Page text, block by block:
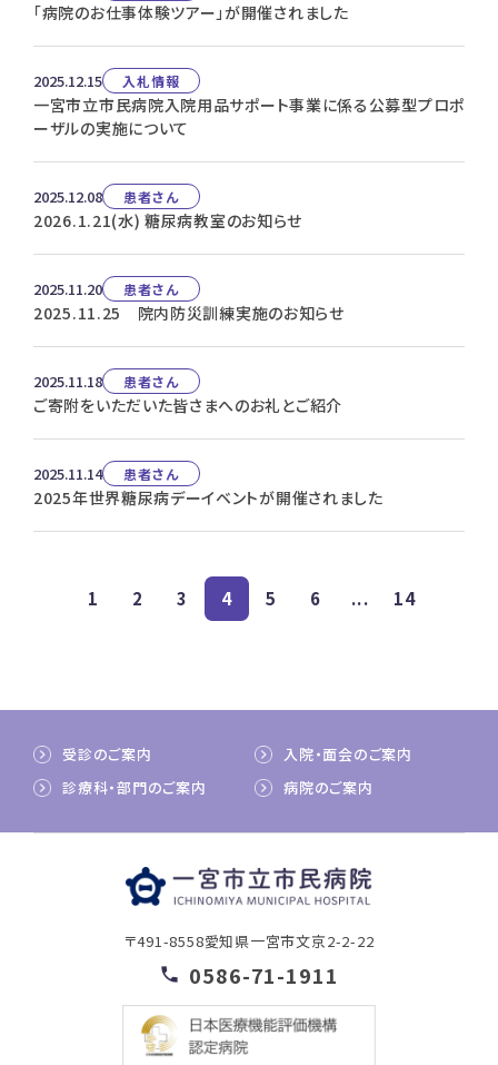
「病院のお仕事体験ツアー」が開催されました
2025.12.15 入札情報
一宮市立市民病院入院用品サポート事業に係る公募型プロポ
ーザルの実施について
2025.12.08 患者さん
2026.1.21(水) 糖尿病教室のお知らせ
2025.11.20 患者さん
2025.11.25 院内防災訓練実施のお知らせ
2025.11.18 患者さん
ご寄附をいただいた皆さまへのお礼とご紹介
2025.11.14 患者さん
2025年世界糖尿病デーイベントが開催されました
1 2 3 4 5 6 ... 14
受診のご案内
入院・面会のご案内
診療科・部門のご案内
病院のご案内
〒491-8558愛知県一宮市文京2-2-22
0586-71-1911